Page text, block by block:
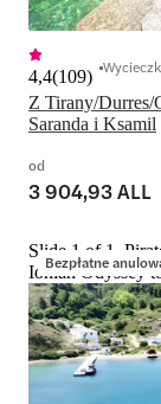
Z Tirany/Durres/
Saranda i Ksamil
4,4(109)
od
3 904,93 ALL
Bezpłatne
Slide 1 of 1,
Ionian Odyssey